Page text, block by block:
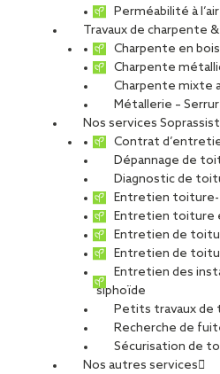
Perméabilité à l’air
Travaux de charpente
Charpente en
Charpente
Charpente mixte
Métallerie –
Nos services
Contrat
Dépannage de
Diagnostic de
Entretien
Entretien toiture
Entretien de
Entretien de
Entretien des
siphoïde
Petits travaux de
Recherche de
Sécurisation de
Nos autres services